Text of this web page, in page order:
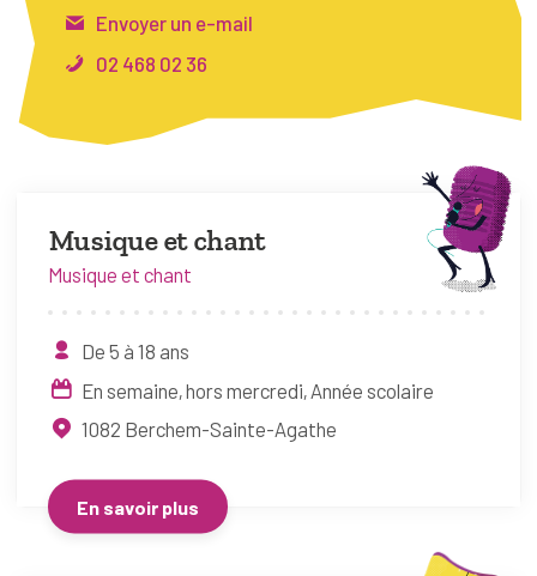
Musique et chant
Musique et chant
De 5 à 18 ans
En semaine, hors mercredi Année scolaire
1082 Berchem-Sainte-Agathe
En savoir plus
Envoyer un e-mail
02 468 02 36